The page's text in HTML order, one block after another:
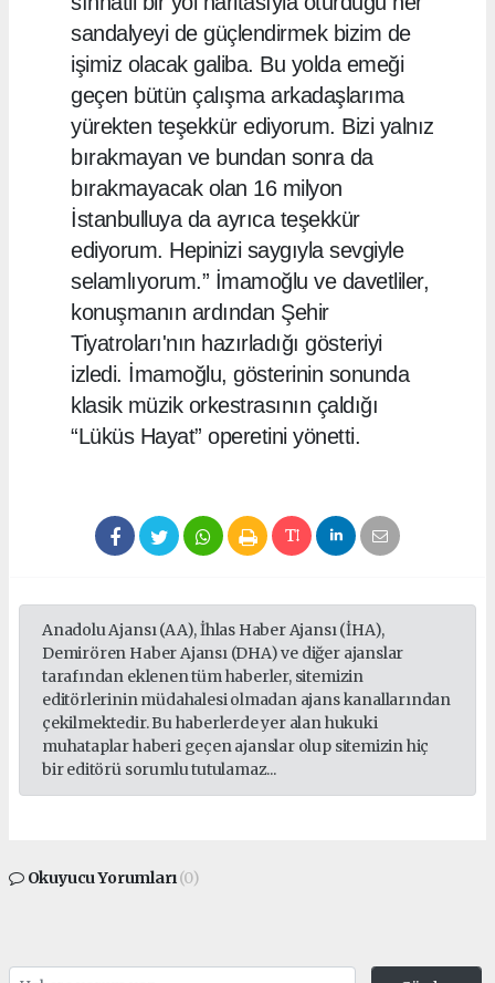
sandalyeyi de güçlendirmek bizim de
işimiz olacak galiba. Bu yolda emeği
geçen bütün çalışma arkadaşlarıma
yürekten teşekkür ediyorum. Bizi yalnız
bırakmayan ve bundan sonra da
bırakmayacak olan 16 milyon
İstanbulluya da ayrıca teşekkür
ediyorum. Hepinizi saygıyla sevgiyle
selamlıyorum.” İmamoğlu ve davetliler,
konuşmanın ardından Şehir
Tiyatroları'nın hazırladığı gösteriyi
izledi. İmamoğlu, gösterinin sonunda
klasik müzik orkestrasının çaldığı
“Lüküs Hayat” operetini yönetti.
Anadolu Ajansı (AA), İhlas Haber Ajansı (İHA),
Demirören Haber Ajansı (DHA) ve diğer ajanslar
tarafından eklenen tüm haberler, sitemizin
editörlerinin müdahalesi olmadan ajans kanallarından
çekilmektedir. Bu haberlerde yer alan hukuki
muhataplar haberi geçen ajanslar olup sitemizin hiç
bir editörü sorumlu tutulamaz...
Okuyucu Yorumları(0)